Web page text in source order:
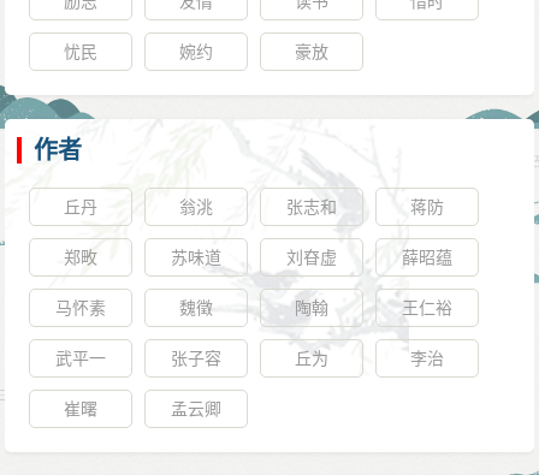
忧民 婉约 豪放
作者
丘丹 翁洮 张志和 蒋防
郑畋 苏味道 刘昚虚 薛昭蕴
马怀素 魏徵 陶翰 王仁裕
武平一 张子容 丘为 李治
崔曙 孟云卿